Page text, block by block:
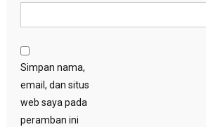
Simpan nama,
email, dan situs
web saya pada
peramban ini